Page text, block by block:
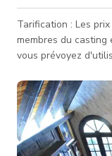
Tarification : Les
membres du casting
vous prévoyez
les zones
convenues.
besoins—nous nous
possible ! Niché dans les contreforts des collines d'Hollywood,
ce chef-d'œuvr